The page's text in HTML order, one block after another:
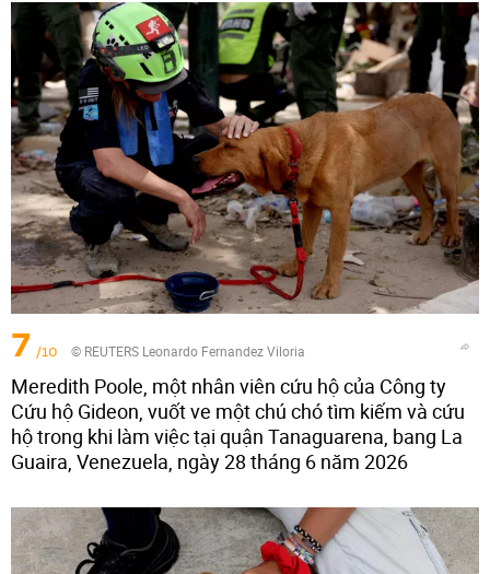
7 /10 © REUTERS Leonardo Fernandez Viloria
Meredith Poole, một nhân viên cứu hộ của Công ty
Cứu hộ Gideon, vuốt ve một chú chó tìm kiếm và cứu
hộ trong khi làm việc tại quận Tanaguarena, bang La
Guaira, Venezuela, ngày 28 tháng 6 năm 2026